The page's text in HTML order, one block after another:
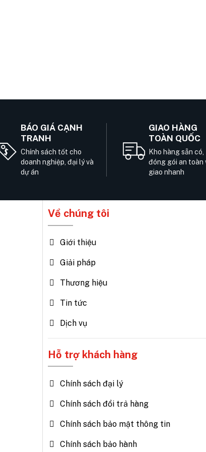
BÁO GIÁ CẠNH
TRANH
Chính sách tốt cho
doanh nghiệp, đại lý và
dự án
GIAO HÀNG
TOÀN QUỐC
Kho hàng sẵn có,
đóng gói an toàn
giao nhanh
Về chúng tôi
Giới thiệu
Giải pháp
Thương hiệu
Tin tức
Dịch vụ
Hỗ trợ khách hàng
Chính sách đại lý
Chính sách đổi trả hàng
Chính sách bảo mật thông tin
Chính sách bảo hành